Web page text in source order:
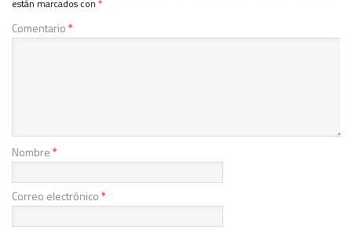
están marcados con *
Comentario*
Nombre*
Correo electrónico*